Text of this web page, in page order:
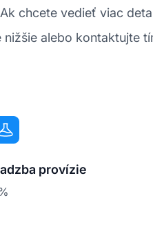
chcete vedieť viac
alebo kontaktujte
provízie